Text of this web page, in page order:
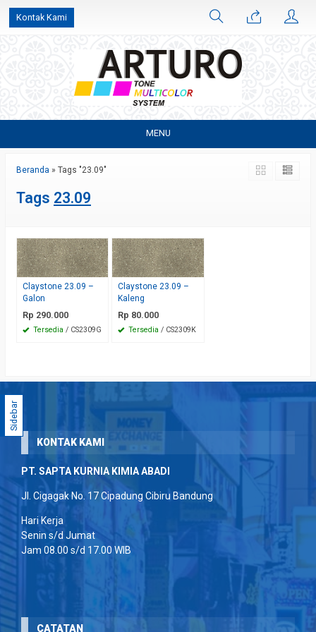
Kontak Kami
MENU
Beranda » Tags "23.09"
Tags 23.09
Claystone 23.09 –
Galon
Rp 290.000
Tersedia / CS2309G
Claystone 23.09 –
Kaleng
Rp 80.000
Tersedia / CS2309K
Sidebar
KONTAK KAMI
PT. SAPTA KURNIA KIMIA ABADI
Jl. Cigagak No. 17 Cipadung Cibiru Bandung
Hari Kerja
Senin s/d Jumat
Jam 08.00 s/d 17.00 WIB
CATATAN